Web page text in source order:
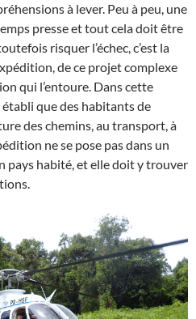
à lever. Peu à peu, une
presse et tout cela doit être
risquer l’échec, c’est la
de ce projet complexe
qui l’entoure. Dans cette
que des habitants de
des chemins, au transport, à
ne se pose pas dans un
pays habité, et elle doit y trouver